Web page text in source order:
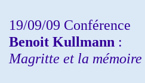
19/09/09 Conférence
Benoit Kullmann :
Magritte et la mémoire